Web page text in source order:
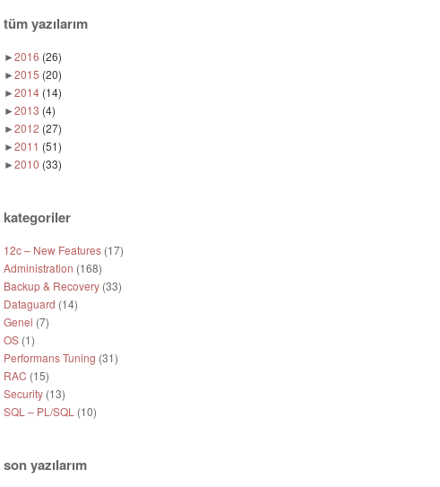
tüm yazılarım
►2016 (26)
►2015 (20)
►2014 (14)
►2013 (4)
►2012 (27)
►2011 (51)
►2010 (33)
kategoriler
12c – New Features (17)
Administration (168)
Backup & Recovery (33)
Dataguard (14)
Genel (7)
OS (1)
Performans Tuning (31)
RAC (15)
Security (13)
SQL – PL/SQL (10)
son yazılarım